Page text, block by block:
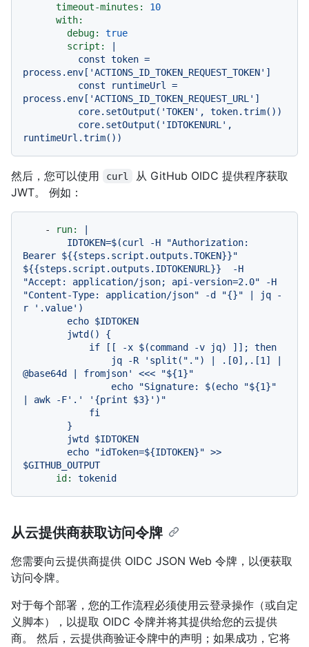
timeout-minutes:
10
with:
debug:
true
script:
process.env['ACTIONS_ID_TOKEN_REQUEST_TOKEN']
process.env['ACTIONS_ID_TOKEN_REQUEST_URL']
然后，您可以使用 curl
从 GitHub OIDC 提供程序获取
JWT。 例如：
- run:
Bearer ${{steps.script.outputs.TOKEN}}"
${{steps.script.outputs.IDTOKENURL}}  -H
"Accept: application/json; api-version=2.0" -H
"Content-Type: application/json" -d "{}" | jq -
r '.value')
@base64d | fromjson' <<< "${1}"
| awk -F'.' '{print $3}')"
id:
tokenid
从云提供商获取访问令牌
您需要向云提供商提供 OIDC JSON Web 令牌，以便获取
访问令牌。
对于每个部署，您的工作流程必须使用云登录操作（或自定
义脚本），以提取 OIDC 令牌并将其提供给您的云提供
商。 然后，云提供商验证令牌中的声明；如果成功，它将